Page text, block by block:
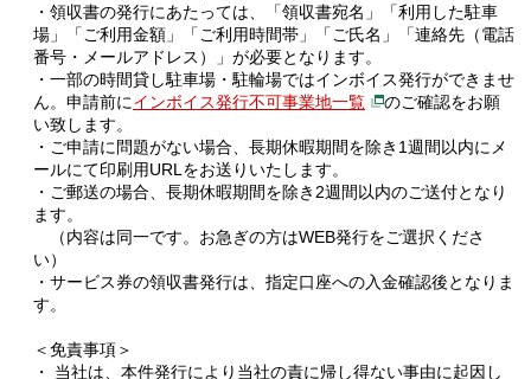
・領収書の発行にあたっては、「領収書宛名」「利用した駐車
場」「ご利用金額」「ご利用時間帯」「ご氏名」「連絡先（電話
番号・メールアドレス）」が必要となります。
・一部の時間貸し駐車場・駐輪場ではインボイス発行ができませ
ん。申請前にインボイス発行不可事業地一覧
のご確認をお願
い致します。
・ご申請に問題がない場合、長期休暇期間を除き1週間以内にメ
ールにて印刷用URLをお送りいたします。
・ご郵送の場合、長期休暇期間を除き2週間以内のご送付となり
ます。
（内容は同一です。お急ぎの方はWEB発行をご選択くださ
い）
・サービス券の領収書発行は、指定口座への入金確認後となりま
す。
＜免責事項＞
・ 当社は、本件発行により当社の責に帰し得ない事由に起因し